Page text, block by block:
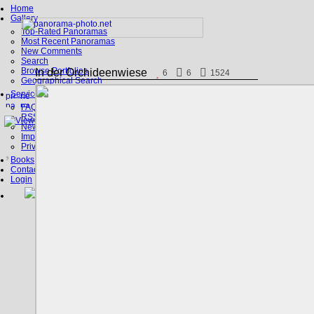
Home
Gallery
Top-Rated Panoramas
Most Recent Panoramas
New Comments
Search
Browse Portfolios
Geographical Search
Service
FAQ
RSS, Google Earth
News
Imprint
Privacy Policy
Books
Contact
Login
In der Orchideenwiese 6 6 1524